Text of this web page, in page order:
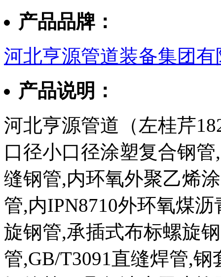
产品品牌：
河北亨源管道装备集团有
产品说明：
河北亨源管道（左桂芹
口径小口径涂塑复合钢
缝钢管,内环氧外聚乙烯
管,内IPN8710外环氧煤
旋钢管,承插式布标螺旋
管,GB/T3091直缝焊管,